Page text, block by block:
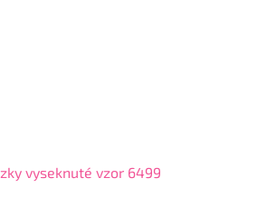
vyseknuté vzor 6499